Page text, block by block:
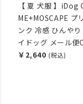
【 夏 犬服 】iDog
ME+MOSCAPE プ
ンク 冷感 ひんや
イドッグ メール便
￥2,640 (税込)